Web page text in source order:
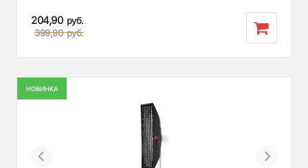
204,90 руб.
399,90 руб.
НОВИНКА
Previous Next